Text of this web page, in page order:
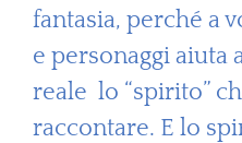
fantasia, perché a
e personaggi aiuta
reale lo “spirito”
raccontare. E lo